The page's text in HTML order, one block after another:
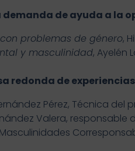
demanda de ayuda a la
problemas de género,
y masculinidad, Ayelén
redonda de experiencias
Pérez, Técnica
Valera, responsable